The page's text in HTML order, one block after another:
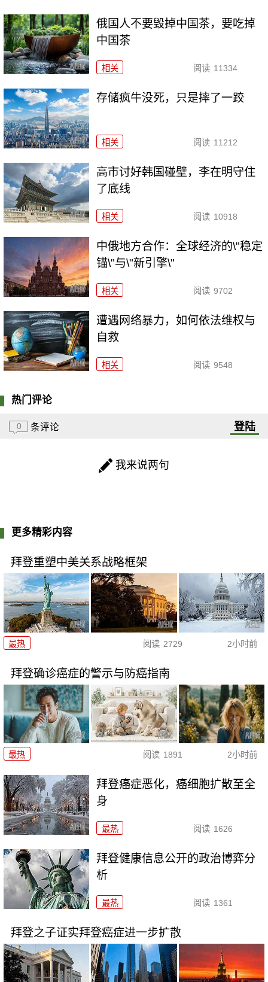
俄国人不要毁掉中国茶，要吃掉
中国茶
相关 阅读 11334
存储疯牛没死，只是摔了一跤
相关 阅读 11212
高市讨好韩国碰壁，李在明守住
了底线
相关 阅读 10918
中俄地方合作：全球经济的\"稳定
锚\"与\"新引擎\"
相关 阅读 9702
遭遇网络暴力，如何依法维权与
自救
相关 阅读 9548
热门评论
0 条评论 登陆
我来说两句
更多精彩内容
拜登重塑中美关系战略框架
最热 阅读 2729 2小时前
拜登确诊癌症的警示与防癌指南
最热 阅读 1891 2小时前
拜登癌症恶化，癌细胞扩散至全
身
最热 阅读 1626
拜登健康信息公开的政治博弈分
析
最热 阅读 1361
拜登之子证实拜登癌症进一步扩散